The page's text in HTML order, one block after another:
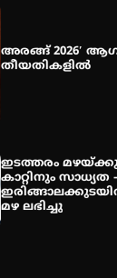
അരങ്ങ് 2026′
തീയതികളിൽ
ഇടത്തരം
കാറ്റിനും സാധ്യത
ഇരിങ്ങാലക്കുടയിൽ
മഴ ലഭിച്ചു